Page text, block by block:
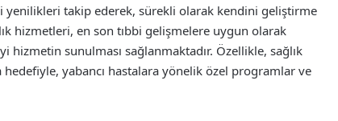
yenilikleri takip ederek, sürekli olarak kendini geliştirme
hizmetleri, en son tıbbi gelişmelere uygun olarak
hizmetin sunulması sağlanmaktadır. Özellikle, sağlık
yabancı hastalara yönelik özel programlar ve